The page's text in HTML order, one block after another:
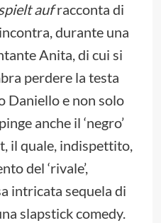
aufracconta di
durante una
Anita, di cui si
perdere la testa
Daniello e non solo
anche il ‘negro’
il quale, indispettito,
del ‘rivale’,
intricata sequela di
slapstick comedy.